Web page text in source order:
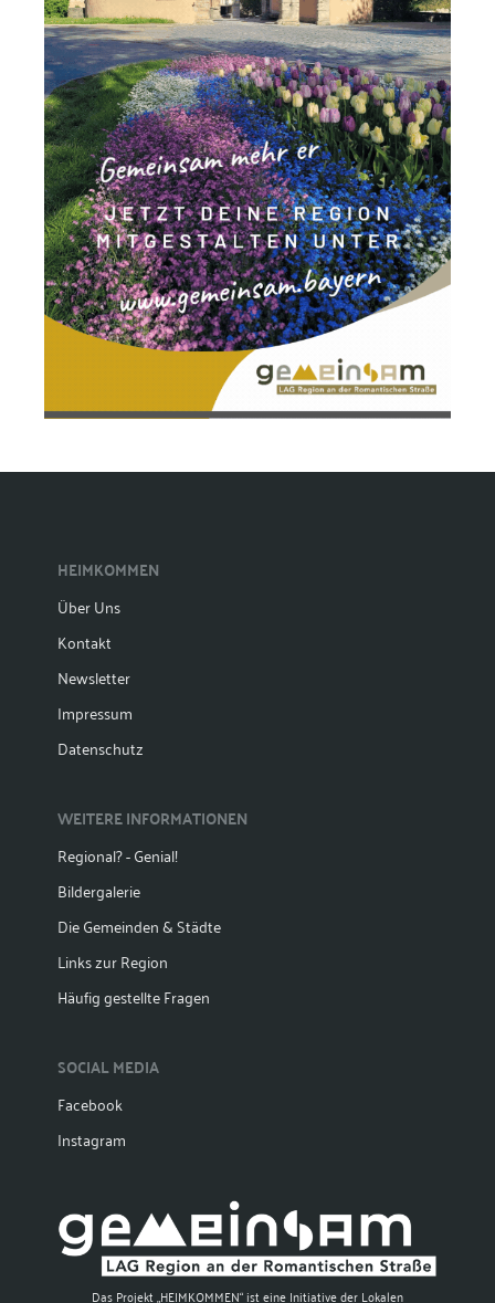
HEIMKOMMEN
Über Uns
Kontakt
Newsletter
Impressum
Datenschutz
WEITERE INFORMATIONEN
Regional? - Genial!
Bildergalerie
Die Gemeinden & Städte
Links zur Region
Häufig gestellte Fragen
SOCIAL MEDIA
Facebook
Instagram
Das Projekt „HEIMKOMMEN“ ist eine Initiative der Lokalen